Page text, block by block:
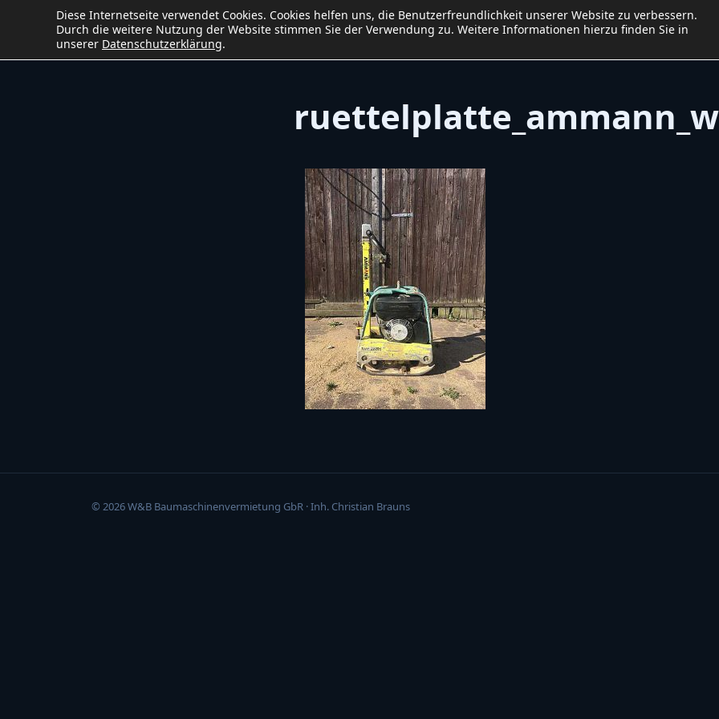
W&BBaumaschinenservice HomeBaumaschinenPreislisteKalenderKontakt
Impressum
© 2026 W&B Baumaschinenvermietung GbR · Inh. Christian Brauns
Diese Internetseite verwendet Cookies. Cookies helfen uns, die Benutzerfreundlichkeit unserer Website zu verbessern.
Durch die weitere Nutzung der Website stimmen Sie der Verwendung zu. Weitere Informationen hierzu finden Sie in
unserer Datenschutzerklärung.